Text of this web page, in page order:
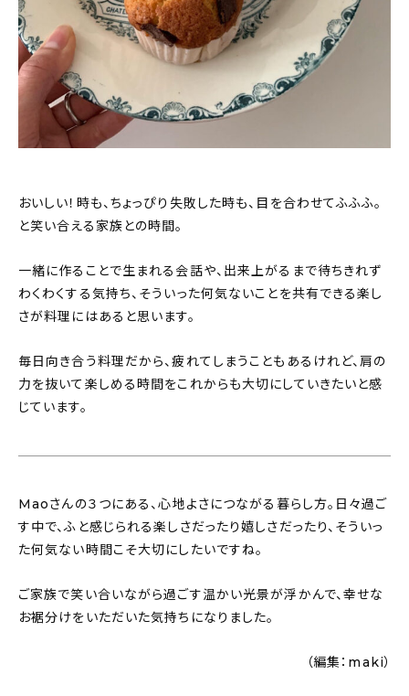
おいしい！時も、ちょっぴり失敗した時も、目を合わせてふふふ。
と笑い合える家族との時間。
一緒に作ることで生まれる会話や、出来上がるまで待ちきれず
わくわくする気持ち、そういった何気ないことを共有できる楽し
さが料理にはあると思います。
毎日向き合う料理だから、疲れてしまうこともあるけれど、肩の
力を抜いて楽しめる時間をこれからも大切にしていきたいと感
じています。
Maoさんの３つにある、心地よさにつながる暮らし方。日々過ご
す中で、ふと感じられる楽しさだったり嬉しさだったり、そういっ
た何気ない時間こそ大切にしたいですね。
ご家族で笑い合いながら過ごす温かい光景が浮かんで、幸せな
お裾分けをいただいた気持ちになりました。
（編集：maki）